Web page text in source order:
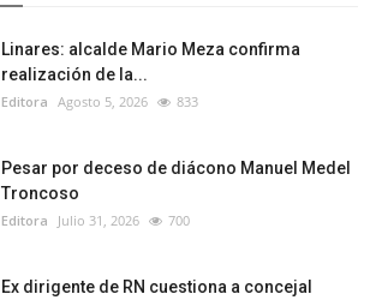
Linares: alcalde Mario Meza confirma
realización de la...
Editora Agosto 5, 2026 833
Pesar por deceso de diácono Manuel Medel
Troncoso
Editora Julio 31, 2026 700
Ex dirigente de RN cuestiona a concejal